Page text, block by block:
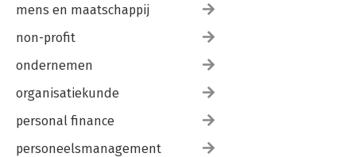
mens en maatschappij
non-profit
ondernemen
organisatiekunde
personal finance
personeelsmanagement